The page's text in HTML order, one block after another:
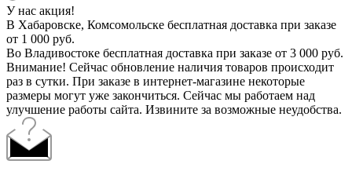
У нас акция!
В Хабаровске, Комсомольске бесплатная доставка при заказе
от 1 000 руб.
Во Владивостоке бесплатная доставка при заказе от 3 000 руб.
Внимание! Сейчас обновление наличия товаров происходит
раз в сутки. При заказе в интернет-магазине некоторые
размеры могут уже закончиться. Сейчас мы работаем над
улучшение работы сайта. Извините за возможные неудобства.